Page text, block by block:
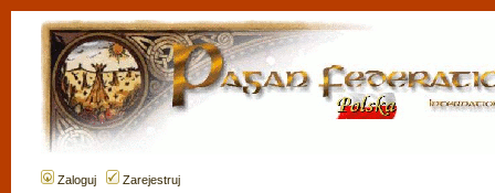
Zaloguj Zarejestruj